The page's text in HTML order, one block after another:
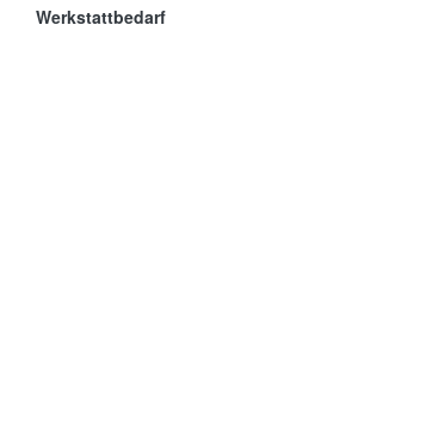
Werkstattbedarf